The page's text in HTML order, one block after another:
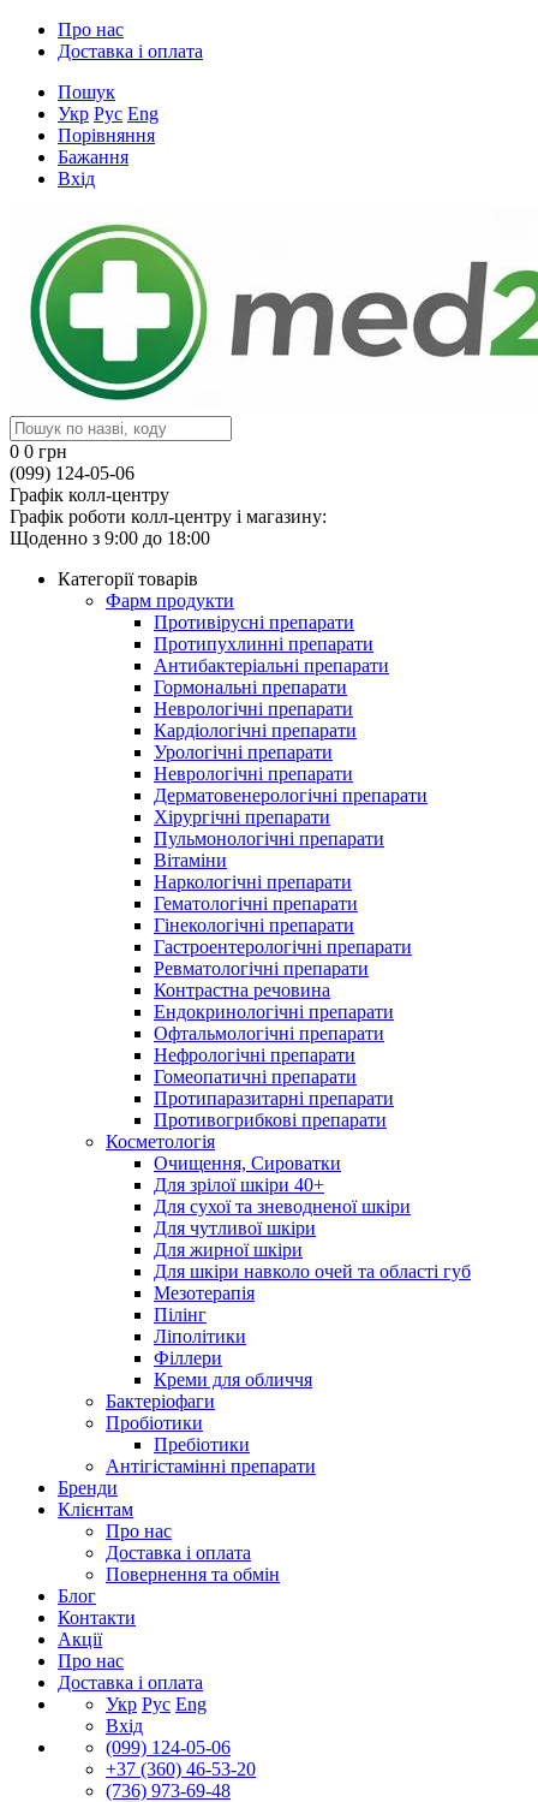
Про нас
Доставка і оплата
Пошук
Укр Рус Eng
Порівняння
Бажання
Вхід
0 0 грн
(099) 124-05-06
Графік колл-центру
Графік роботи колл-центру і магазину:
Щоденно з 9:00 до 18:00
Категорії товарів
Фарм продукти
Противірусні препарати
Протипухлинні препарати
Антибактеріальні препарати
Гормональні препарати
Неврологічні препарати
Кардіологічні препарати
Урологічні препарати
Неврологічні препарати
Дерматовенерологічні препарати
Хірургічні препарати
Пульмонологічні препарати
Вітаміни
Наркологічні препарати
Гематологічні препарати
Гінекологічні препарати
Гастроентерологічні препарати
Ревматологічні препарати
Контрастна речовина
Eндокринологічні препарати
Офтальмологічні препарати
Нефрологічні препарати
Гомеопатичні препарати
Протипаразитарні препарати
Противогрибкові препарати
Косметологія
Очищення, Сироватки
Для зрілої шкіри 40+
Для сухої та зневодненої шкіри
Для чутливої шкіри
Для жирної шкіри
Для шкіри навколо очей та області губ
Мезотерапія
Пілінг
Ліполітики
Філлери
Креми для обличчя
Бактеріофаги
Пробіотики
Пребіотики
Антігістамінні препарати
Бренди
Клієнтам
Про нас
Доставка і оплата
Повернення та обмін
Блог
Контакти
Акції
Про нас
Доставка і оплата
Укр Рус Eng
Вхід
(099) 124-05-06
+37 (360) 46-53-20
(736) 973-69-48